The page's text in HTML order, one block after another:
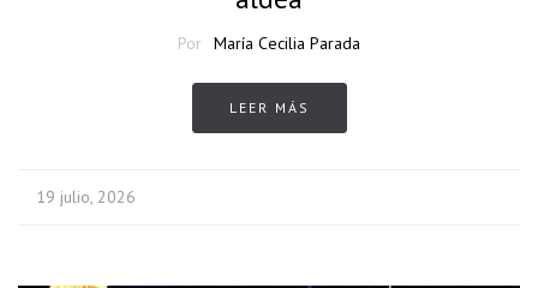
Por María Cecilia Parada
LEER MÁS
19 julio, 2026